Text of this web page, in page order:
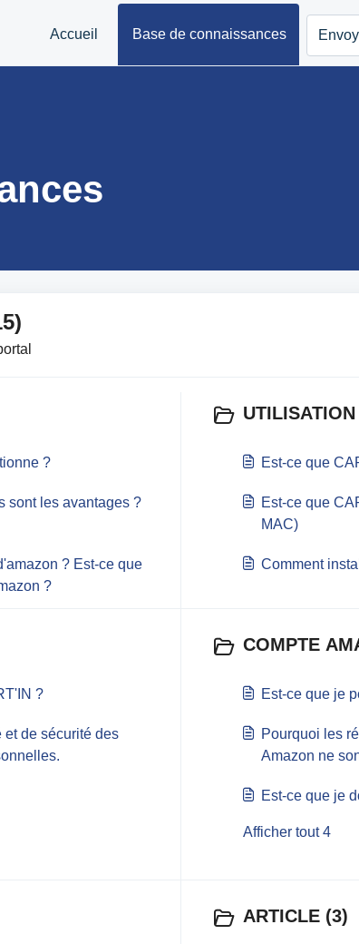
Accueil Base de connaissances
?
sont les avantages ?
? Est-ce que
?
Est-ce que
Est-ce que
MAC)
Comment
?
de sécurité des
COMPTE
Est-ce que je
Pourquoi les
Amazon ne
Est-ce que je
Afficher tout 4
ARTICLE (3)